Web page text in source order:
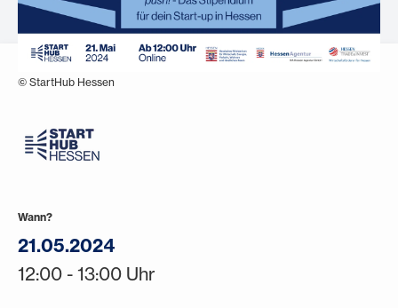
© StartHub Hessen
Wann?
21.05.2024
12:00 - 13:00 Uhr